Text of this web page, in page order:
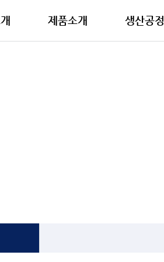
제품소개 생산공정